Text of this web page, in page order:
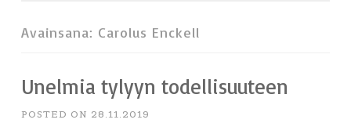
Avainsana: Carolus Enckell
Unelmia tylyyn todellisuuteen
POSTED ON 28.11.2019